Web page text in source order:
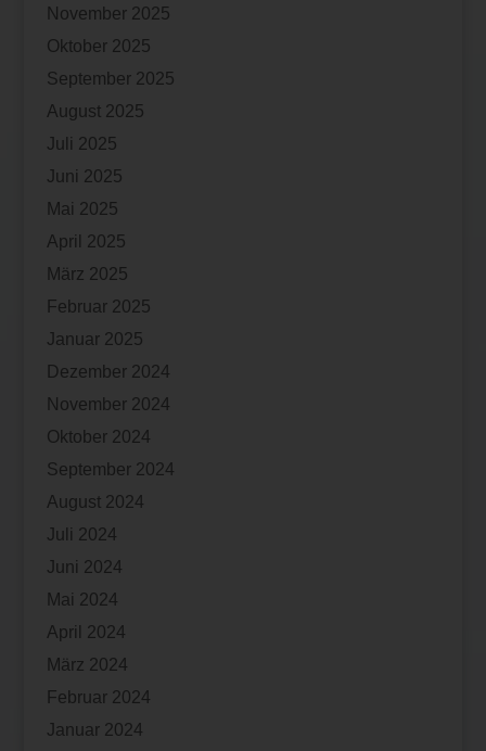
November 2025
Oktober 2025
September 2025
August 2025
Juli 2025
Juni 2025
Mai 2025
April 2025
März 2025
Februar 2025
Januar 2025
Dezember 2024
November 2024
Oktober 2024
September 2024
August 2024
Juli 2024
Juni 2024
Mai 2024
April 2024
März 2024
Februar 2024
Januar 2024